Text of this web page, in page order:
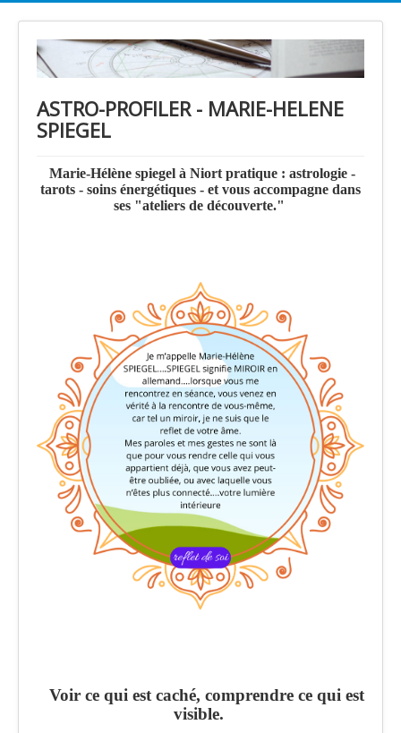
ASTRO-PROFILER - MARIE-HELENE
SPIEGEL
Marie-Hélène spiegel à Niort pratique : astrologie -
tarots - soins énergétiques - et vous accompagne dans
ses "ateliers de découverte."
Voir ce qui est caché, comprendre ce qui est
visible.